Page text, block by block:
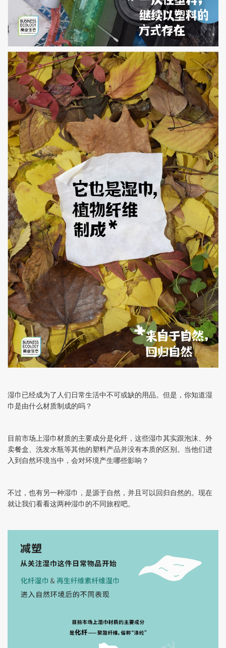
湿巾已经成为了人们日常生活中不可或缺的用品。但是，你知道湿
巾是由什么材质制成的吗？
目前市场上湿巾材质的主要成分是化纤，这些湿巾其实跟泡沫、外
卖餐盒、洗发水瓶等其他的塑料产品并没有本质的区别。当他们进
入到自然环境当中，会对环境产生哪些影响？
不过，也有另一种湿巾，是源于自然，并且可以回归自然的。现在
就让我们看看这两种湿巾的不同旅程吧。